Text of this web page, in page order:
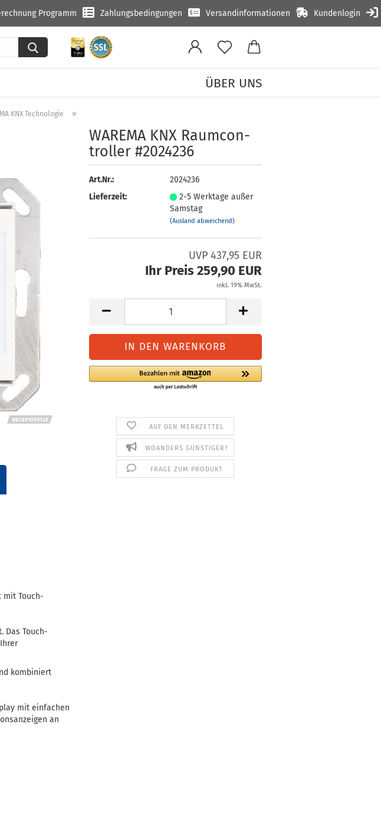
Kundenlogin
Versandinformationen
Zahlungsbedingungen
Programm
Suche...
ÜBER UNS
KNX Technologie »
WA­RE­MA KNX Raum­con­
trol­ler #2024236
Art.Nr.:
2024236
Lieferzeit:
2-5 Werktage außer
Samstag
(Ausland abweichend)
UVP 437,95 EUR
Ihr Preis 259,90 EUR
inkl. 19% MwSt.
AUF DEN MERKZETTEL
WOANDERS GÜNSTIGER?
FRAGE ZUM PRODUKT
mit Touch-
Das Touch-
kombiniert
mit einfachen
an